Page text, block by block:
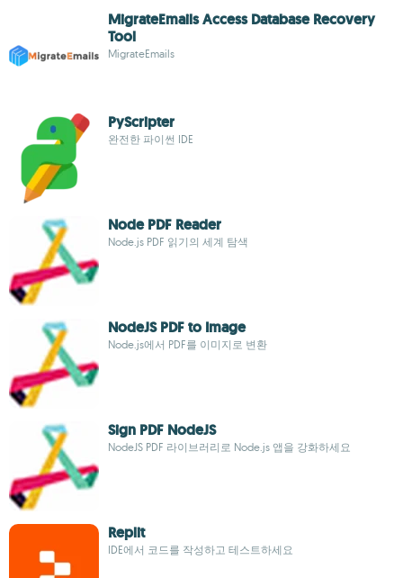
MigrateEmails Access Database Recovery
Tool
MigrateEmails
PyScripter
완전한 파이썬 IDE
Node PDF Reader
Node.js PDF 읽기의 세계 탐색
NodeJS PDF to Image
Node.js에서 PDF를 이미지로 변환
Sign PDF NodeJS
NodeJS PDF 라이브러리로 Node.js 앱을 강화하세요
Replit
IDE에서 코드를 작성하고 테스트하세요